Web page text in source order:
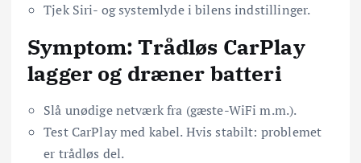
Tjek Siri- og systemlyde i bilens indstillinger.
Symptom: Trådløs CarPlay
lagger og dræner batteri
Slå unødige netværk fra (gæste-WiFi m.m.).
Test CarPlay med kabel. Hvis stabilt: problemet
er trådløs del.